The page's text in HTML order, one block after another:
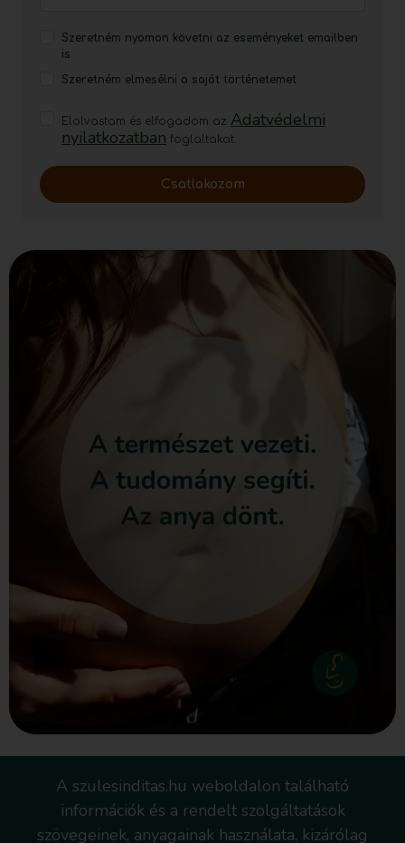
Szeretném nyomon követni az eseményeket emailben
is
Szeretném elmesélni a saját történetemet
Elolvastam és elfogadom az Adatvédelmi
nyilatkozatban foglaltakat.
Csatlakozom
A szulesinditas.hu weboldalon található
információk és a rendelt szolgáltatások
szövegeinek, anyagainak használata, kizárólag